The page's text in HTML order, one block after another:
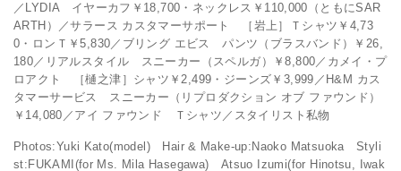
／LYDIA イヤーカフ￥18,700・ネックレス￥110,000（ともにSAR
ARTH）／サラース カスタマーサポート ［岩上］Ｔシャツ￥4,73
0・ロンＴ￥5,830／ブリング エビス パンツ（ブラスバンド）￥26,
180／リアルスタイル スニーカー（スペルガ）￥8,800／カメイ・プ
ロアクト ［樋之津］シャツ￥2,499・ジーンズ￥3,999／H&M カス
タマーサービス スニーカー（リプロダクション オブ ファウンド）
￥14,080／アイ ファウンド Ｔシャツ／スタイリスト私物
Photos:Yuki Kato(model) Hair & Make-up:Naoko Matsuoka Styli
st:FUKAMI(for Ms. Mila Hasegawa) Atsuo Izumi(for Hinotsu, Iwak